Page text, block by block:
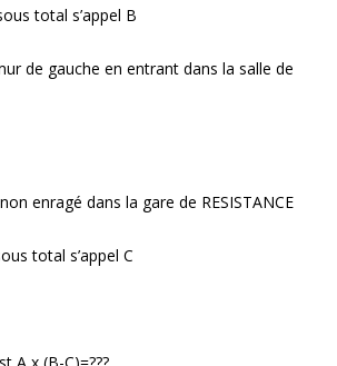
total s’appel B
de gauche en entrant dans la salle de
enragé dans la gare de RESISTANCE
total s’appel C